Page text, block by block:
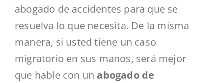
abogado de accidentes para que se
resuelva lo que necesita. De la misma
manera, si usted tiene un caso
migratorio en sus manos, será mejor
que hable con un abogado de